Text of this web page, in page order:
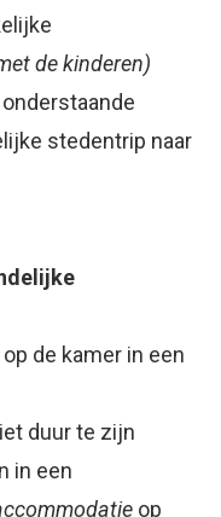
de kinderen)
stedentrip naar
de kamer in een
duur te zijn
in een
op